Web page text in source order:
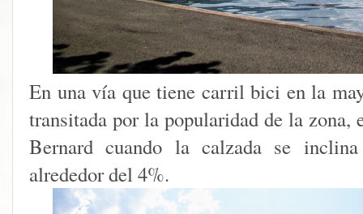
En una vía que tiene carril bici en la
transitada por la popularidad de la
Bernard cuando la calzada se
alrededor del 4%.